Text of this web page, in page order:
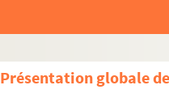
Présentation globale
EST.FC.130. Cloître de
EST.FC.493. Collègue des
EST.FC.494. Collègue des